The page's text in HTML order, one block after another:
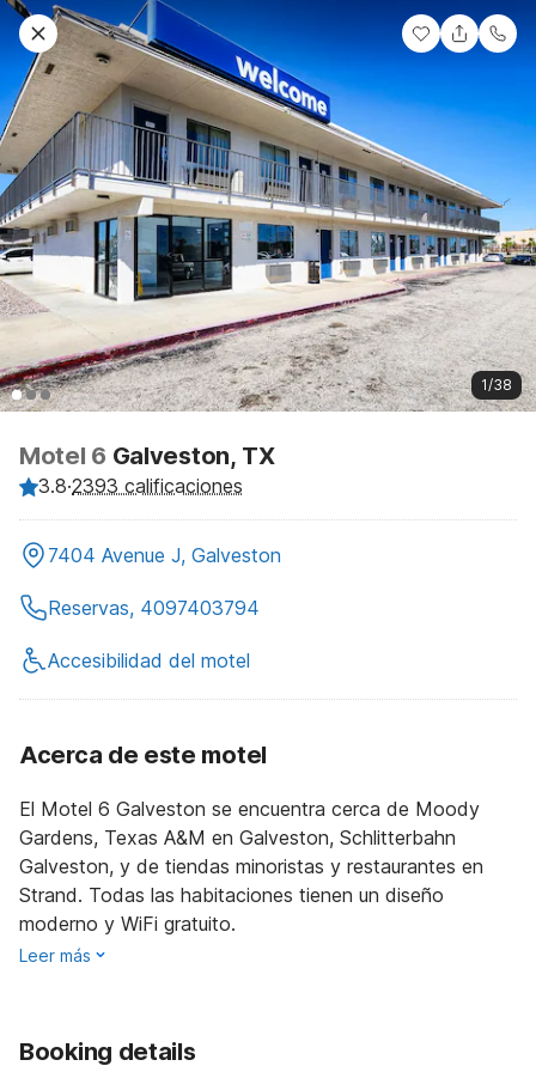
1/38
Motel 6 Galveston, TX
3.8·2393 calificaciones
7404 Avenue J, Galveston
Reservas, 4097403794
Accesibilidad del motel
Acerca de este motel
El Motel 6 Galveston se encuentra cerca de Moody
Gardens, Texas A&M en Galveston, Schlitterbahn
Galveston, y de tiendas minoristas y restaurantes en
Strand. Todas las habitaciones tienen un diseño
moderno y WiFi gratuito.
Leer más
Booking details